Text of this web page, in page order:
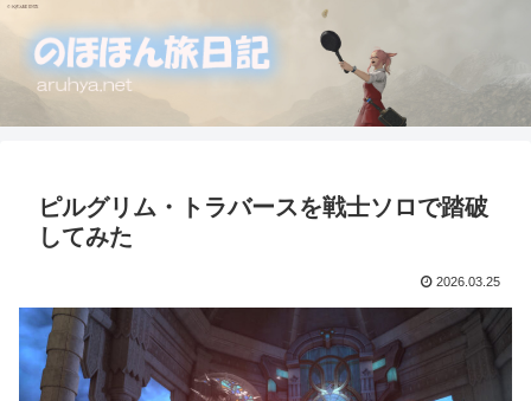
ピルグリム・トラバースを戦士ソロで踏破
してみた
2026.03.25